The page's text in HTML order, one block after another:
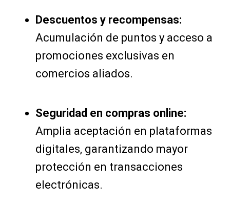
Descuentos y recompensas:
Acumulación de puntos y acceso a
promociones exclusivas en
comercios aliados.
Seguridad en compras online:
Amplia aceptación en plataformas
digitales, garantizando mayor
protección en transacciones
electrónicas.